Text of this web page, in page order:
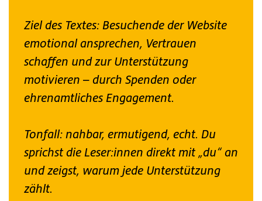
Ziel des Textes: Besuchende der Website
emotional ansprechen, Vertrauen
schaffen und zur Unterstützung
motivieren – durch Spenden oder
ehrenamtliches Engagement.
Tonfall: nahbar, ermutigend, echt. Du
sprichst die Leser:innen direkt mit „du“ an
und zeigst, warum jede Unterstützung
zählt.